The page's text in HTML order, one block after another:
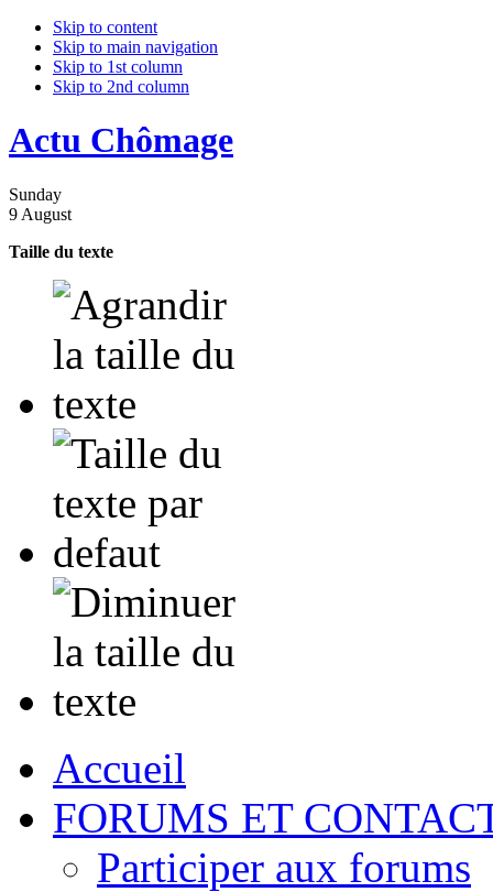
Skip to content
Skip to main navigation
Skip to 1st column
Skip to 2nd column
Actu Chômage
Sunday
9 August
Taille du texte
Accueil
FORUMS ET
Participer aux forums